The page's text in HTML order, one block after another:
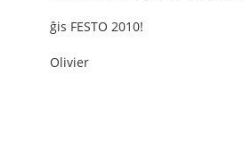
ĝis FESTO 2010!
Olivier